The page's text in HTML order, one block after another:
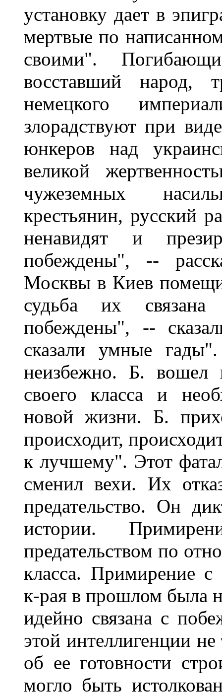
установку дает в
мертвые по
своими".
восставший народ,
немецкого
злорадствуют при
юнкеров над
великой
чужеземных
крестьянин, русский
ненавидят и
побеждены", --
Москвы в Киев
судьба их
побеждены", --
сказали умные
неизбежно. Б. вошел
своего класса и
новой жизни. Б.
происходит,
к лучшему". Этот
сменил вехи. Их
предательство. Он
истории.
предательством по
класса. Примирение с
к-рая в прошлом была
идейно связана с
этой интеллигенции
об ее готовности
могло быть